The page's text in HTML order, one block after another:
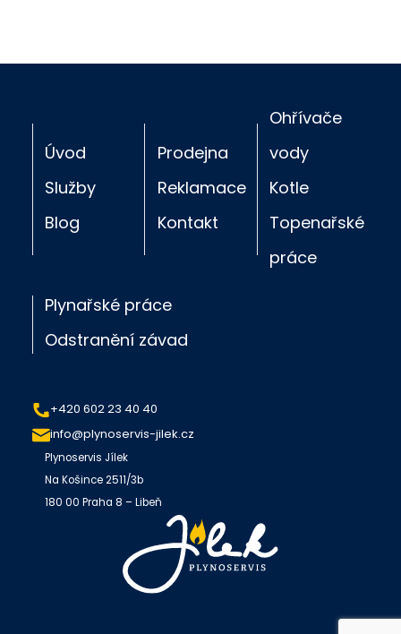
Úvod
Služby
Blog
Prodejna
Reklamace
Kontakt
Ohřívače
vody
Kotle
Topenařské
práce
Plynařské práce
Odstranění závad
info@plynoservis-jilek.cz
+420 602 23 40 40
Plynoservis Jílek
Na Košince 2511/3b
180 00 Praha 8 – Libeň